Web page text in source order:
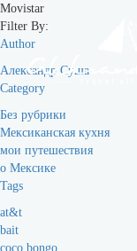
Movistar
Filter By:
Author
Александр Суша
Category
Без рубрики
Мексиканская кухня
мои путешествия
о Мексике
Tags
at&t
bait
coco bongo